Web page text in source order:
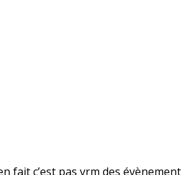
fait c’est pas vrm des